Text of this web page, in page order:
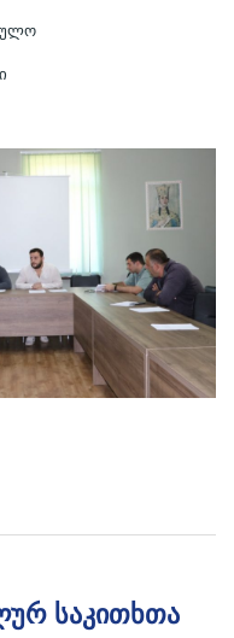
საკითხთა